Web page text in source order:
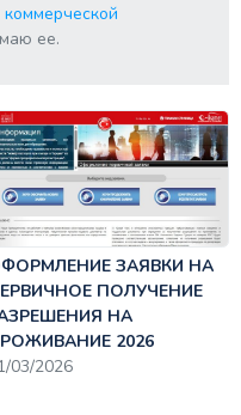
ее.
ЗАЯВКИ НА
ПОЛУЧЕНИЕ
НА
2026
03/2026